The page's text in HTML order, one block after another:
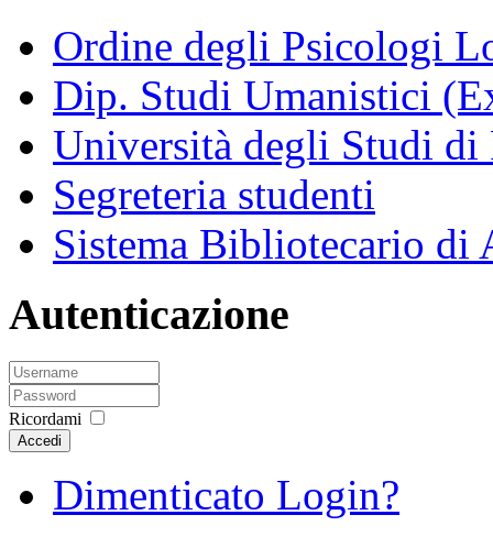
Ordine degli Psicologi
Dip. Studi Umanistici
Università degli Studi di
Segreteria studenti
Sistema Bibliotecario di
Autenticazione
Ricordami
Accedi
Dimenticato Login?